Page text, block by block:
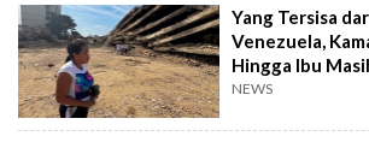
Yang Tersisa
Venezuela,
Hingga Ibu
Anaknya
NEWS